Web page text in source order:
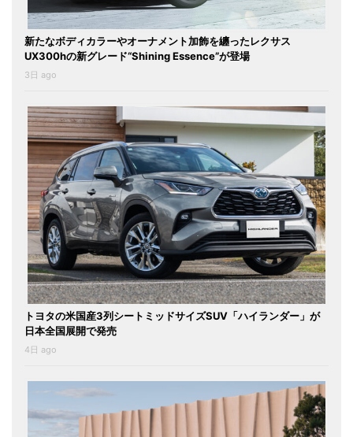
新たなボディカラーやオーナメント加飾を纏ったレクサス
UX300hの新グレード“Shining Essence”が登場
3日 ago
トヨタの米国産3列シートミッドサイズSUV「ハイランダー」が
日本全国展開で発売
4日 ago